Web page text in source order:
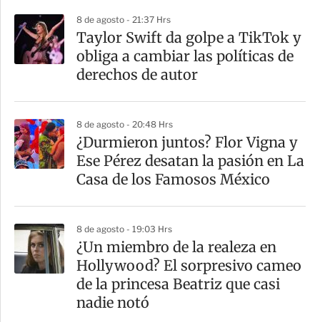
a
r
t
8 de agosto - 21:37 Hrs
Taylor Swift da golpe a TikTok y
obliga a cambiar las políticas de
derechos de autor
8 de agosto - 20:48 Hrs
¿Durmieron juntos? Flor Vigna y
Ese Pérez desatan la pasión en La
Casa de los Famosos México
8 de agosto - 19:03 Hrs
¿Un miembro de la realeza en
Hollywood? El sorpresivo cameo
de la princesa Beatriz que casi
nadie notó